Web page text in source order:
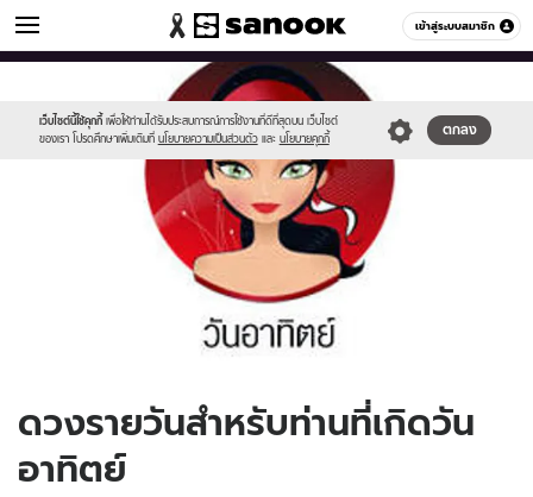
เข้าสู่ระบบสมาชิก
ดูดวง หมวดอื่นๆ
เว็บไซต์นี้ใช้คุกกี้ เพื่อให้ท่านได้รับประสบการณ์การใช้งานที่ดีที่สุดบน เว็บไซต์
ของเรา โปรดศึกษาเพิ่มเติมที่ นโยบายความเป็นส่วนตัว และ นโยบายคุกกี้
ตกลง
//s.isanook.com/sr/0/images/logo-
sanook.png
//s.isanook.com/ho/0/ud/10/53897/170-
ดวงรายวันสำหรับท่านที่เกิดวัน
อาทิตย์